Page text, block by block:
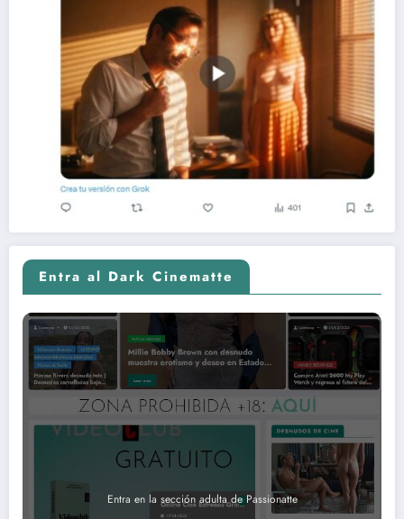
Entra al Dark Cinematte
Entra en la sección adulta de Passionatte